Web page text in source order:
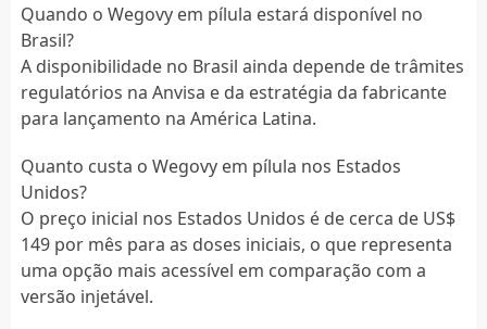
Quando o Wegovy em pílula estará disponível no
Brasil?
A disponibilidade no Brasil ainda depende de trâmites
regulatórios na Anvisa e da estratégia da fabricante
para lançamento na América Latina.
Quanto custa o Wegovy em pílula nos Estados
Unidos?
O preço inicial nos Estados Unidos é de cerca de US$
149 por mês para as doses iniciais, o que representa
uma opção mais acessível em comparação com a
versão injetável.